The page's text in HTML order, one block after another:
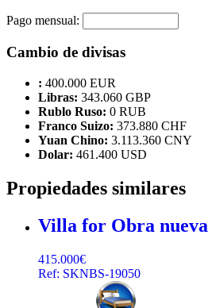
Pago mensual:
Cambio de divisas
: 400.000 EUR
Libras: 343.060 GBP
Rublo Ruso: 0 RUB
Franco Suizo: 373.880 CHF
Yuan Chino: 3.113.360 CNY
Dolar: 461.400 USD
Propiedades similares
Villa for Obra nueva
415.000€
Ref: SKNBS-19050